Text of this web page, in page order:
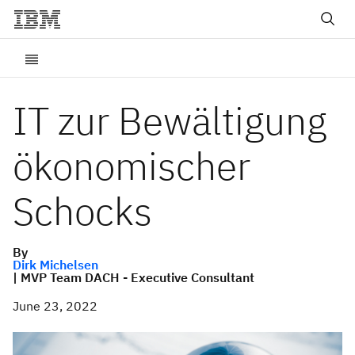
IT zur Bewältigung
ökonomischer
Schocks
By
Dirk Michelsen
| MVP Team DACH - Executive Consultant
June 23, 2022